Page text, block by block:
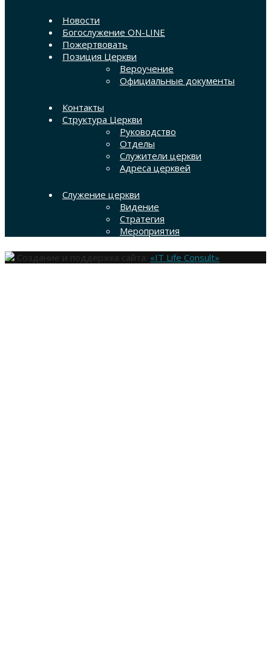
Новости
Богослужение ON-LINE
Пожертвовать
Позиция Церкви
Вероучение
Официальные документы
Контакты
Структура Церкви
Руководство
Отделы
Служители церкви
Адреса церквей
Служение церкви
Видение
Стратегия
Мероприятия
Создание и поддержка сайта: «IT Life Consult»